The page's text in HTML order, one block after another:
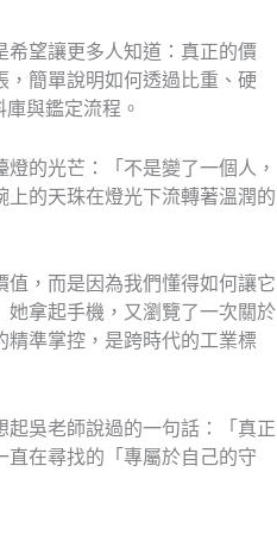
望讓更多人知道：真正的價
簡單說明如何透過比重、硬
庫與鑑定流程。
的光芒：「不是變了一個人，
的天珠在燈光下流轉著溫潤的
，而是因為我們懂得如何讓它
拿起手機，又瀏覽了一次關於
準掌控，是跨時代的工業標
吳老師說過的一句話：「真正
在尋找的「專屬於自己的守